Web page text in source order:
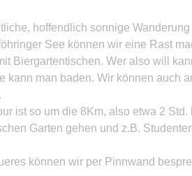
hoffendlich sonnige
See können wir eine Rast
Biergartentischen. Wer also will
kann man baden. Wir können auch
ist so um die 8Km, also etwa 2
Garten gehen und z.B.
können wir per Pinnwand